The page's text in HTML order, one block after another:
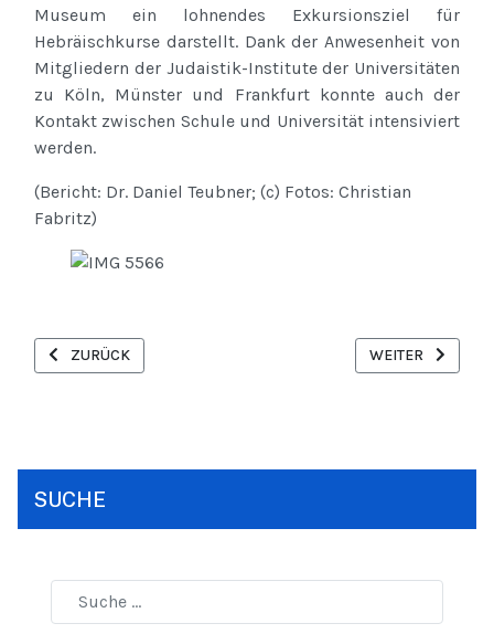
Museum ein lohnendes Exkursionsziel für
Hebräischkurse darstellt. Dank der Anwesenheit von
Mitgliedern der Judaistik-Institute der Universitäten
zu Köln, Münster und Frankfurt konnte auch der
Kontakt zwischen Schule und Universität intensiviert
werden.
(Bericht: Dr. Daniel Teubner; (c) Fotos: Christian
Fabritz)
VORHERIGER BEITRAG: BERICHT ZUR HEBRÄISCHLEHRER-
ZURÜCK NÄCHSTER
WEITER
SUCHE